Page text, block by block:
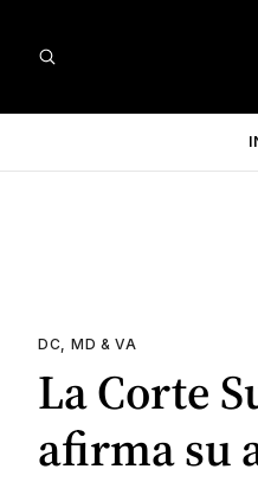
DC, MD & VA
La Corte
afirma su